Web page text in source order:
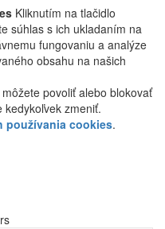
Kliknutím na tlačidlo
súhlas s ich ukladaním na
fungovaniu a analýze
obsahu na našich
povoliť alebo blokovať
kedykoľvek zmeniť.
používania cookies.